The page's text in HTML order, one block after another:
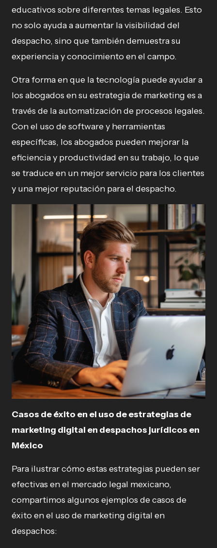
educativos sobre diferentes temas legales. Esto
no solo ayuda a aumentar la visibilidad del
despacho, sino que también demuestra su
experiencia y conocimiento en el campo.
Otra forma en que la tecnología puede ayudar a
los abogados en su estrategia de marketing es a
través de la automatización de procesos legales.
Con el uso de software y herramientas
específicas, los abogados pueden mejorar la
eficiencia y productividad en su trabajo, lo que
se traduce en un mejor servicio para los clientes
y una mejor reputación para el despacho.
Casos de éxito en el uso de estrategias de
marketing digital en despachos jurídicos en
México
Para ilustrar cómo estas estrategias pueden ser
efectivas en el mercado legal mexicano,
compartimos algunos ejemplos de casos de
éxito en el uso de marketing digital en
despachos: